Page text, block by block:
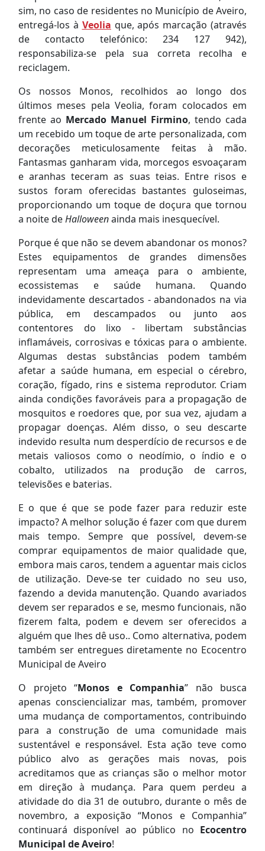
sim, no caso de residentes no Município de Aveiro,
entregá-los à Veolia que, após marcação (através
de contacto telefónico: 234 127 942),
responsabiliza-se pela sua correta recolha e
reciclagem.
Os nossos Monos, recolhidos ao longo dos
últimos meses pela Veolia, foram colocados em
frente ao Mercado Manuel Firmino, tendo cada
um recebido um toque de arte personalizada, com
decorações meticulosamente feitas à mão.
Fantasmas ganharam vida, morcegos esvoaçaram
e aranhas teceram as suas teias. Entre risos e
sustos foram oferecidas bastantes guloseimas,
proporcionando um toque de doçura que tornou
a noite deHalloweenainda mais inesquecível.
Porque é que não se devem abandonar os monos?
Estes equipamentos de grandes dimensões
representam uma ameaça para o ambiente,
ecossistemas e saúde humana. Quando
indevidamente descartados - abandonados na via
pública, em descampados ou junto aos
contentores do lixo - libertam substâncias
inflamáveis, corrosivas e tóxicas para o ambiente.
Algumas destas substâncias podem também
afetar a saúde humana, em especial o cérebro,
coração, fígado, rins e sistema reprodutor. Criam
ainda condições favoráveis para a propagação de
mosquitos e roedores que, por sua vez, ajudam a
propagar doenças. Além disso, o seu descarte
indevido resulta num desperdício de recursos e de
metais valiosos como o neodímio, o índio e o
cobalto, utilizados na produção de carros,
televisões e baterias.
E o que é que se pode fazer para reduzir este
impacto? A melhor solução é fazer com que durem
mais tempo. Sempre que possível, devem-se
comprar equipamentos de maior qualidade que,
embora mais caros, tendem a aguentar mais ciclos
de utilização. Deve-se ter cuidado no seu uso,
fazendo a devida manutenção. Quando avariados
devem ser reparados e se, mesmo funcionais, não
fizerem falta, podem e devem ser oferecidos a
alguém que lhes dê uso.. Como alternativa, podem
também ser entregues diretamente no Ecocentro
Municipal de Aveiro
O projeto “Monos e Companhia” não busca
apenas consciencializar mas, também, promover
uma mudança de comportamentos, contribuindo
para a construção de uma comunidade mais
sustentável e responsável. Esta ação teve como
público alvo as gerações mais novas, pois
acreditamos que as crianças são o melhor motor
em direção à mudança. Para quem perdeu a
atividade do dia 31 de outubro, durante o mês de
novembro, a exposição “Monos e Companhia”
continuará disponível ao público no Ecocentro
Municipal de Aveiro!